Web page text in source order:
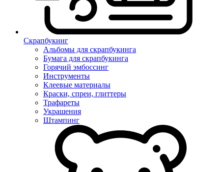
Скрапбукинг
Альбомы для скрапбукинга
Бумага для скрапбукинга
Горячий эмбоссинг
Инструменты
Клеевые материалы
Краски, спреи, глиттеры
Трафареты
Украшения
Штампинг